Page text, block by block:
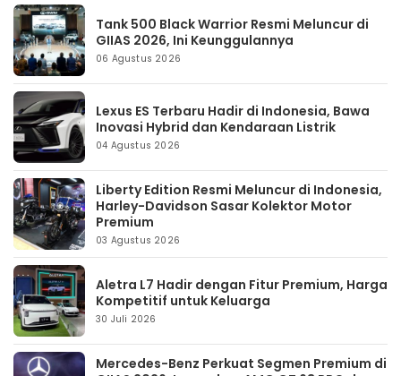
Tank 500 Black Warrior Resmi Meluncur di
GIIAS 2026, Ini Keunggulannya
06 Agustus 2026
Lexus ES Terbaru Hadir di Indonesia, Bawa
Inovasi Hybrid dan Kendaraan Listrik
04 Agustus 2026
Liberty Edition Resmi Meluncur di Indonesia,
Harley-Davidson Sasar Kolektor Motor
Premium
03 Agustus 2026
Aletra L7 Hadir dengan Fitur Premium, Harga
Kompetitif untuk Keluarga
30 Juli 2026
Mercedes-Benz Perkuat Segmen Premium di